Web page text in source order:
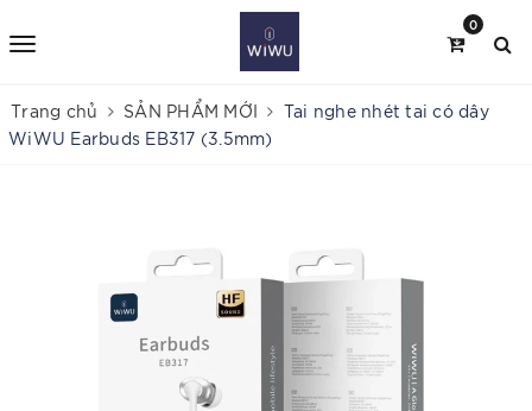
0
Trang chủ SẢN PHẨM MỚI
Tai nghe nhét tai có dây
WiWU Earbuds EB317 (3.5mm)